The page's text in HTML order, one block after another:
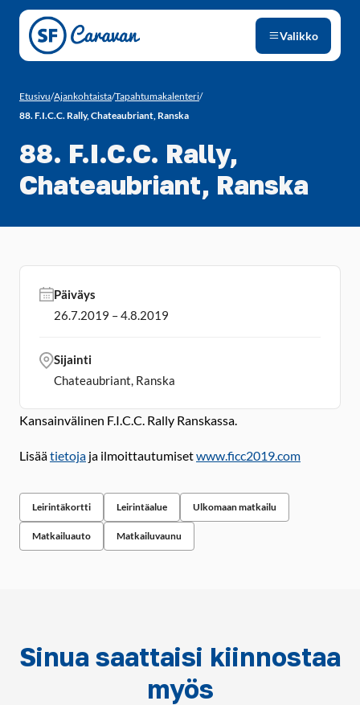
Siirry sivun sisältöön
Valikko
Etusivu/Ajankohtaista/Tapahtumakalenteri/
88. F.I.C.C. Rally, Chateaubriant, Ranska
88. F.I.C.C. Rally,
Chateaubriant, Ranska
Kansainvälinen F.I.C.C. Rally Ranskassa.
Lisäätietoja ja ilmoittautumisetwww.ficc2019.com
Leirintäkortti Leirintäalue Ulkomaan matkailu
Matkailuauto Matkailuvaunu
Päiväys
26.7.2019 – 4.8.2019
Sijainti
Chateaubriant, Ranska
Sinua saattaisi kiinnostaa
myös